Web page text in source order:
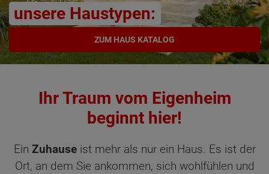
unsere Haustypen:
ZUM HAUS KATALOG
Ihr Traum vom Eigenheim
beginnt hier!
Ein Zuhauseist mehr als nur ein Haus. Es ist der
Ort, an dem Sie ankommen, sich wohlfühlen und